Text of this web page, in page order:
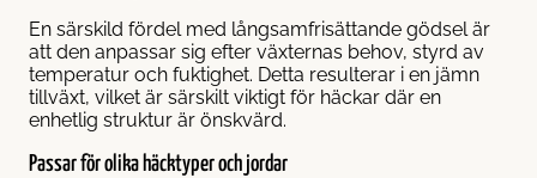
En särskild fördel med långsamfrisättande gödsel är
att den anpassar sig efter växternas behov, styrd av
temperatur och fuktighet. Detta resulterar i en jämn
tillväxt, vilket är särskilt viktigt för häckar där en
enhetlig struktur är önskvärd.
Passar för olika häcktyper och jordar